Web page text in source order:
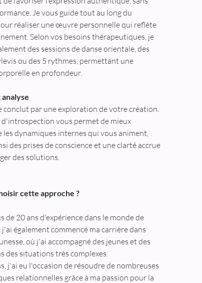
Je vous guide tout au long du
réaliser une œuvre personnelle qui reflète
Selon vos besoins thérapeutiques, je
des sessions de danse orientale, des
ou des 5 rythmes, permettant une
en profondeur.
conclut par une exploration de votre création.
d'introspection vous permet de mieux
les dynamiques internes qui vous animent,
des prises de conscience et une clarté accrue
des solutions.
cette approche ?
de 20 ans d'expérience dans le monde de
également commencé ma carrière dans
où j'ai accompagné des jeunes et des
des situations très complexes.
j'ai eu l'occasion de résoudre de nombreuses
relationnelles grâce à ma passion pour la